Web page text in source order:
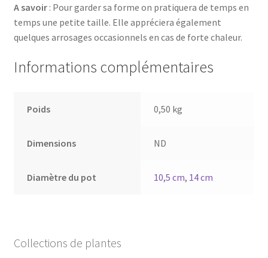
A savoir : Pour garder sa forme on pratiquera de temps en
temps une petite taille. Elle appréciera également
quelques arrosages occasionnels en cas de forte chaleur.
Informations complémentaires
Poids 0,50 kg
Dimensions ND
Diamètre du pot 10,5 cm, 14 cm
Collections de plantes